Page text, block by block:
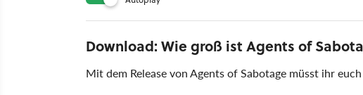
Download: Wie groß ist Agents of
Mit dem Release von Agents of Sabotage müsst ihr